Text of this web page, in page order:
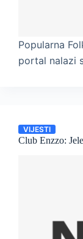
Popularna
portal nalazi
VIJESTI
Club Enzzo: